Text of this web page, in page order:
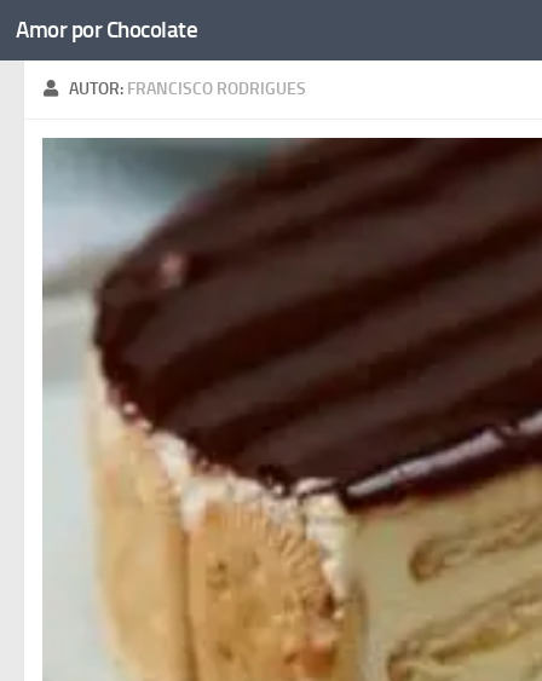
Skip to content
Amor por Chocolate
AUTOR: FRANCISCO RODRIGUES